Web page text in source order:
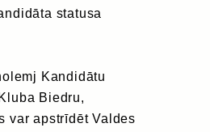
statusa
Kandidātu
Biedru,
var apstrīdēt Valdes